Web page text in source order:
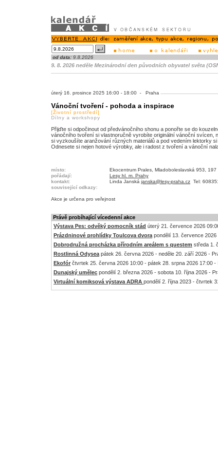
od data: 9.8.2026
9. 8. 2026 neděle Mezinárodní den původních obyvatel světa
úterý 16. prosince 2025 16:00 - 18:00 - Praha
Vánoční tvoření - pohoda a inspirace
[Životní prostředí]
Dílny a workshopy
Přijďte si odpočinout od předvánočního shonu a ponořte se do
vánočního tvoření si vlastnoručně vyrobíte originální vánoční
si vyzkoušíte aranžování různých materiálů a pod vedením lektorky
Odnesete si nejen hotové výrobky, ale i radost z tvoření a vánoční
místo:
Ekocentrum Prales, Mladoboleslavská 953,
pořádají:
Lesy hl. m. Prahy
kontakt:
Linda Janská janska@lesy-praha.cz Tel:
související odkazy:
Akce je určena pro veřejnost
Právě probíhající vícedenní akce
Výstava Pes: odvěký pomocník stád úterý 21. července 2026
Prázdninové prohlídky Toulcova dvora pondělí 13. července
Dobrodružná procházka přírodním areálem s questem středa 1.
Rostlinná Odysea pátek 26. června 2026 - neděle 20. září 2026 -
Ekofór čtvrtek 25. června 2026 10:00 - pátek 28. srpna 2026 17:00 -
Dunajský umělec pondělí 2. března 2026 - sobota 10. října 2026 -
Virtuální komiksová výstava ADRA pondělí 2. října 2023 - čtvrtek